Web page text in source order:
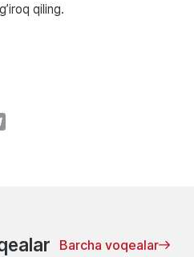
qiling.
Barcha voqealar